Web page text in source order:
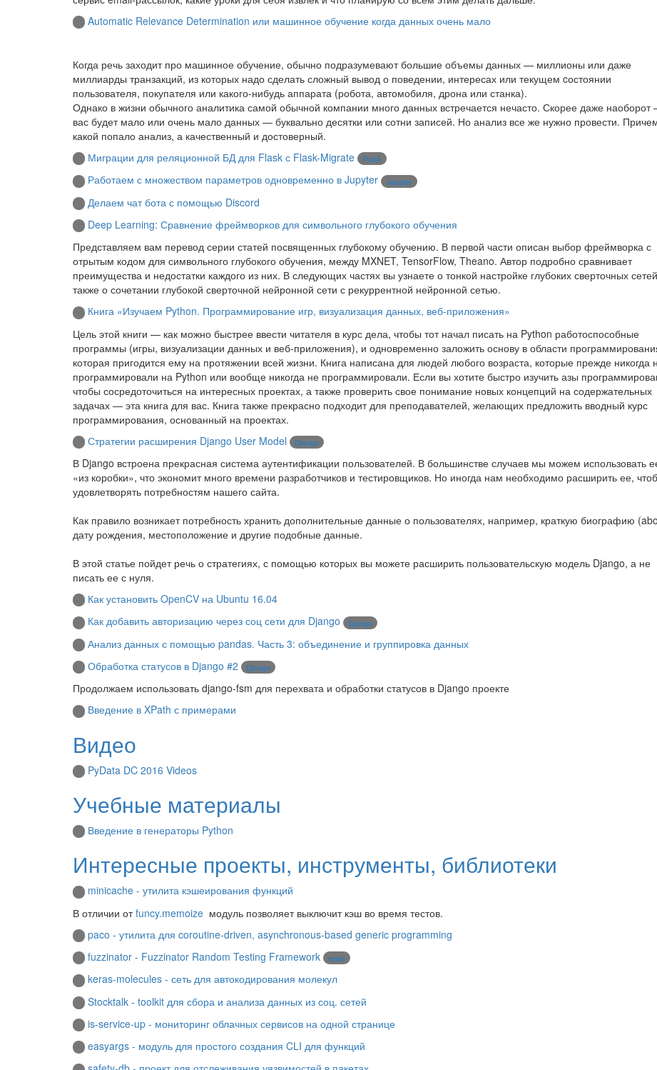
Automatic Relevance Determination или машинное обучение когда данных очень мало
Когда речь заходит про машинное обучение, обычно подразумевают большие объемы данных — миллионы или даже
миллиарды транзакций, из которых надо сделать сложный вывод о поведении, интересах или текущем cостоянии
пользователя, покупателя или какого-нибудь аппарата (робота, автомобиля, дрона или станка).
Однако в жизни обычного аналитика самой обычной компании много данных встречается нечасто. Скорее даже наоборот
вас будет мало или очень мало данных — буквально десятки или сотни записей. Но анализ все же нужно провести.
какой попало анализ, а качественный и достоверный.
Миграции для реляционной БД для Flask с Flask-Migrate
Flask
Работаем с множеством параметров одновременно в Jupyter Jupyter
Делаем чат бота с помощью Discord
Deep Learning: Сравнение фреймворков для символьного глубокого обучения
Представляем вам перевод серии статей посвященных глубокому обучению. В первой части описан выбор фреймворка с
отрытым кодом для символьного глубокого обучения, между MXNET, TensorFlow, Theano. Автор подробно сравнивает
преимущества и недостатки каждого из них. В следующих частях вы узнаете о тонкой настройке глубоких сверточных
также о сочетании глубокой сверточной нейронной сети с рекуррентной нейронной сетью.
Книга «Изучаем Python. Программирование игр, визуализация данных, веб-приложения»
Цель этой книги — как можно быстрее ввести читателя в курс дела, чтобы тот начал писать на Python работоспособные
программы (игры, визуализации данных и веб-приложения), и одновременно заложить основу в области
которая пригодится ему на протяжении всей жизни. Книга написана для людей любого возраста, которые прежде никогда
программировали на Python или вообще никогда не программировали. Если вы хотите быстро изучить азы
чтобы сосредоточиться на интересных проектах, а также проверить свое понимание новых концепций на содержательных
задачах — эта книга для вас. Книга также прекрасно подходит для преподавателей, желающих предложить вводный курс
программирования, основанный на проектах.
Стратегии расширения Django User Model
Django
В Django встроена прекрасная система аутентификации пользователей. В большинстве случаев мы можем использовать
«из коробки», что экономит много времени разработчиков и тестировщиков. Но иногда нам необходимо расширить ее,
удовлетворять потребностям нашего сайта.
Как правило возникает потребность хранить дополнительные данные о пользователях, например, краткую биографию
дату рождения, местоположение и другие подобные данные.
В этой статье пойдет речь о стратегиях, с помощью которых вы можете расширить пользовательскую модель Django, а не
писать ее с нуля.
Как установить OpenCV на Ubuntu 16.04
Как добавить авторизацию через соц сети для Django
Django
Анализ данных с помощью pandas. Часть 3: объединение и группировка данных
Обработка статусов в Django #2
Django
Продолжаем использовать django-fsm для перехвата и обработки статусов в Django проекте
Введение в XPath с примерами
Видео
PyData DC 2016 Videos
Учебные материалы
Введение в генераторы Python
Интересные проекты, инструменты, библиотеки
minicache - утилита кэшеирования функций
В отличии отfuncy.memoize модуль позволяет выключит кэш во время тестов.
paco - утилита для coroutine-driven, asynchronous-based generic programming
fuzzinator - Fuzzinator Random Testing Framework
tests
keras-molecules - сеть для автокодирования молекул
Stocktalk - toolkit для сбора и анализа данных из соц. сетей
is-service-up - мониторинг облачных сервисов на одной странице
easyargs - модуль для простого создания CLI для функций